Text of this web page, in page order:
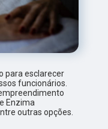
para esclarecer
funcionários.
Enzima
outras opções.